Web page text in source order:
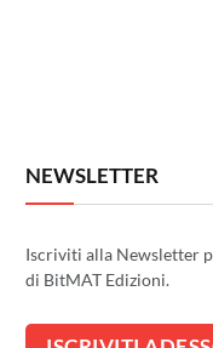
NEWSLETTER
Iscriviti alla Newsletter
di BitMAT Edizioni.